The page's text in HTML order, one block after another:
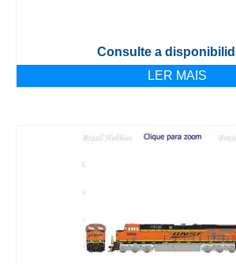
Consulte a
LER MAIS